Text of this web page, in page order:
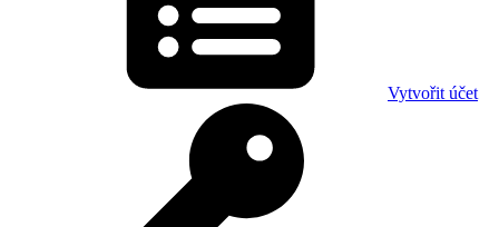
Vytvořit účet